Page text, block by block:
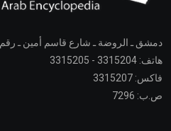
دمشق ـ الروضة ـ شارع قاسم أمين ـ رقم 39
هاتف: 3315204 - 3315205
فاكس: 3315207
ص.ب: 7296